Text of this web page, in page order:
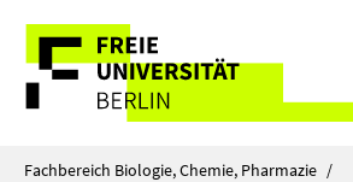
direkt
Inhalt
Service-
Navigation
Fachbereich Biologie, Chemie, Pharmazie /